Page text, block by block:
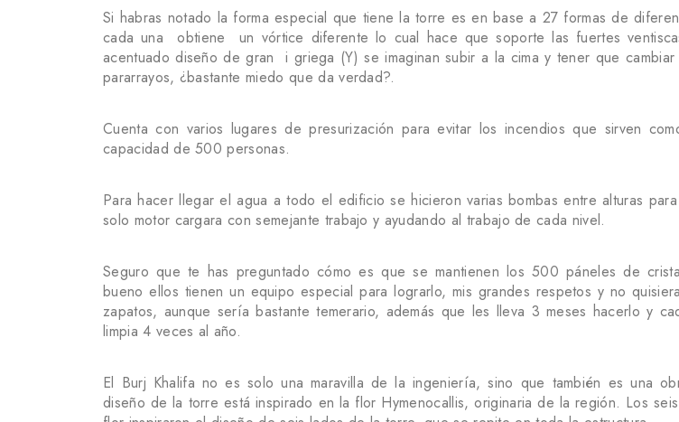
Si habras notado la forma especial que tiene la torre es en base a 27 formas de
cada una obtiene un vórtice diferente lo cual hace que soporte las fuertes
acentuado diseño de gran i griega (Y) se imaginan subir a la cima y tener que
pararrayos, ¿bastante miedo que da verdad?.
Cuenta con varios lugares de presurización para evitar los incendios que sirven
capacidad de 500 personas.
Para hacer llegar el agua a todo el edificio se hicieron varias bombas entre alturas
solo motor cargara con semejante trabajo y ayudando al trabajo de cada nivel.
Seguro que te has preguntado cómo es que se mantienen los 500 páneles de
bueno ellos tienen un equipo especial para lograrlo, mis grandes respetos y no
zapatos, aunque sería bastante temerario, además que les lleva 3 meses hacerlo y
limpia 4 veces al año.
El Burj Khalifa no es solo una maravilla de la ingeniería, sino que también es una
diseño de la torre está inspirado en la flor Hymenocallis, originaria de la región. Los